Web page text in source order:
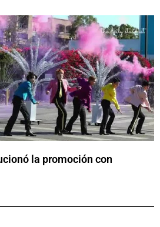
la promoción con